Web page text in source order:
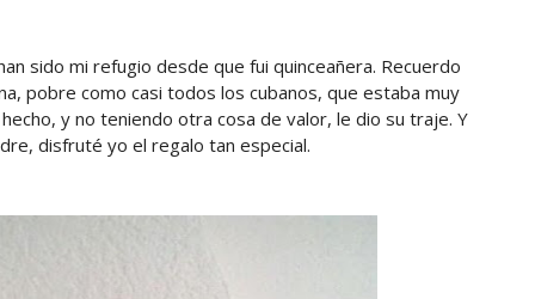
sido mi refugio desde que fui quinceañera. Recuerdo
pobre como casi todos los cubanos, que estaba muy
y no teniendo otra cosa de valor, le dio su traje. Y
disfruté yo el regalo tan especial.